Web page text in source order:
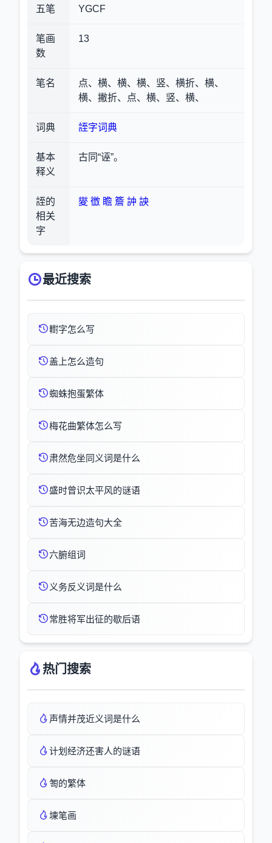
五笔 YGCF
笔画
数
13
笔名
点、横、横、横、竖、横折、横、
横、撇折、点、横、竖、横、
词典 誈字词典
基本
释义
古同“诬”。
誈的
相关
字
夑 徾 瞻 簷 訲 詇
最近搜索
轛字怎么写
盖上怎么造句
蜘蛛抱蛋繁体
梅花曲繁体怎么写
肃然危坐同义词是什么
盛时曾识太平风的谜语
苦海无边造句大全
六腑组词
义务反义词是什么
常胜将军出征的歇后语
热门搜索
声情并茂近义词是什么
计划经济还害人的谜语
匒的繁体
埬笔画